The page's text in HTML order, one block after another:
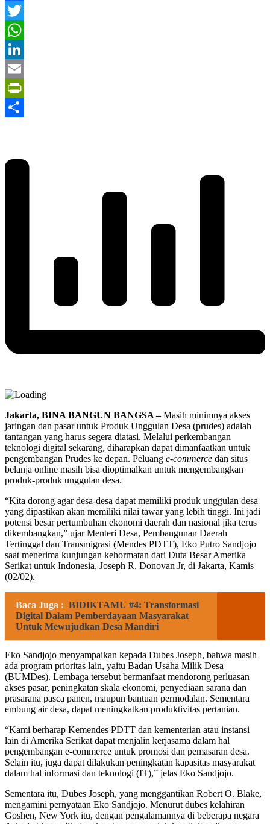
Facebook
Twitter
WhatsApp
LinkedIn
Email
PrintFriendly
Jakarta, BINA BANGUN BANGSA –Masih minimnya akses
jaringan dan pasar untuk Produk Unggulan Desa (prudes) adalah
tantangan yang harus segera diatasi. Melalui perkembangan
teknologi digital sekarang, diharapkan dapat dimanfaatkan untuk
pengembangan Prudes ke depan. Peluang e-commerce dan situs
belanja online masih bisa dioptimalkan untuk mengembangkan
produk-produk unggulan desa.
“Kita dorong agar desa-desa dapat memiliki produk unggulan desa
yang dipastikan akan memiliki nilai tawar yang lebih tinggi. Ini jadi
potensi besar pertumbuhan ekonomi daerah dan nasional jika terus
dikembangkan,” ujar Menteri Desa, Pembangunan Daerah
Tertinggal dan Transmigrasi (Mendes PDTT), Eko Putro Sandjojo
saat menerima kunjungan kehormatan dari Duta Besar Amerika
Serikat untuk Indonesia, Joseph R. Donovan Jr, di Jakarta, Kamis
(02/02).
Baca Juga : BIDIKTAMU #4: Transformasi
Digital Dalam Pemberdayaan Masyarakat
Untuk Mewujudkan Desa Mandiri
Eko Sandjojo menyampaikan kepada Dubes Joseph, bahwa masih
ada program prioritas lain, yaitu Badan Usaha Milik Desa
(BUMDes). Lembaga tersebut bermanfaat mendorong perluasan
akses pasar, peningkatan skala ekonomi, penyediaan sarana dan
prasarana pasca panen, maupun bantuan permodalan. Sementara
embung air desa, dapat meningkatkan produktivitas pertanian.
“Kami berharap Kemendes PDTT dan kementerian atau instansi
lain di Amerika Serikat dapat menjalin kerjasama dalam hal
pengembangan e-commerce untuk promosi dan pemasaran desa.
Selain itu, juga dapat dilakukan peningkatan kapasitas masyarakat
dalam hal informasi dan teknologi (IT),” jelas Eko Sandjojo.
Sementara itu, Dubes Joseph, yang menggantikan Robert O. Blake,
mengamini pernyataan Eko Sandjojo. Menurut dubes kelahiran
Goshen, New York itu, dengan pengalamannya di beberapa negara